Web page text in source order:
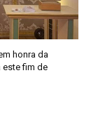
honra da
este fim de